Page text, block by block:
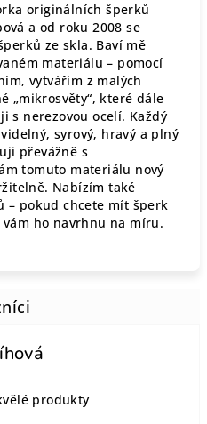
originálních šperků
a od roku 2008 se
ze skla. Baví mě
materiálu – pomocí
vytvářím z malých
„mikrosvěty“, které dále
s nerezovou ocelí. Každý
syrový, hravý a plný
převážně s
tomuto materiálu nový
Nabízím také
– pokud chcete mít šperk
ho navrhnu na míru.
je 5 z 5 hvězdiček.
produkty